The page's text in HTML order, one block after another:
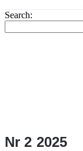
Search:
Nr 2 2025